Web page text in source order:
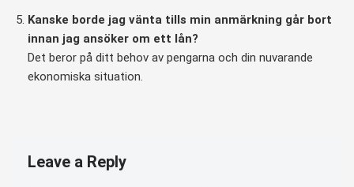
Kanske borde jag vänta tills min anmärkning går bort
innan jag ansöker om ett lån?
Det beror på ditt behov av pengarna och din nuvarande
ekonomiska situation.
Leave a Reply